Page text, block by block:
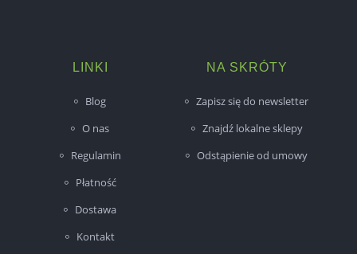
LINKI
Blog
O nas
Regulamin
Płatność
Dostawa
Kontakt
NA SKRÓTY
Zapisz się do newsletter
Znajdź lokalne sklepy
Odstąpienie od umowy